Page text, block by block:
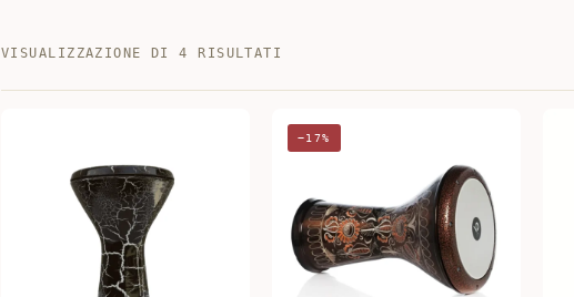
VISUALIZZAZIONE DI 4 RISULTATI
PIÙ
−17%